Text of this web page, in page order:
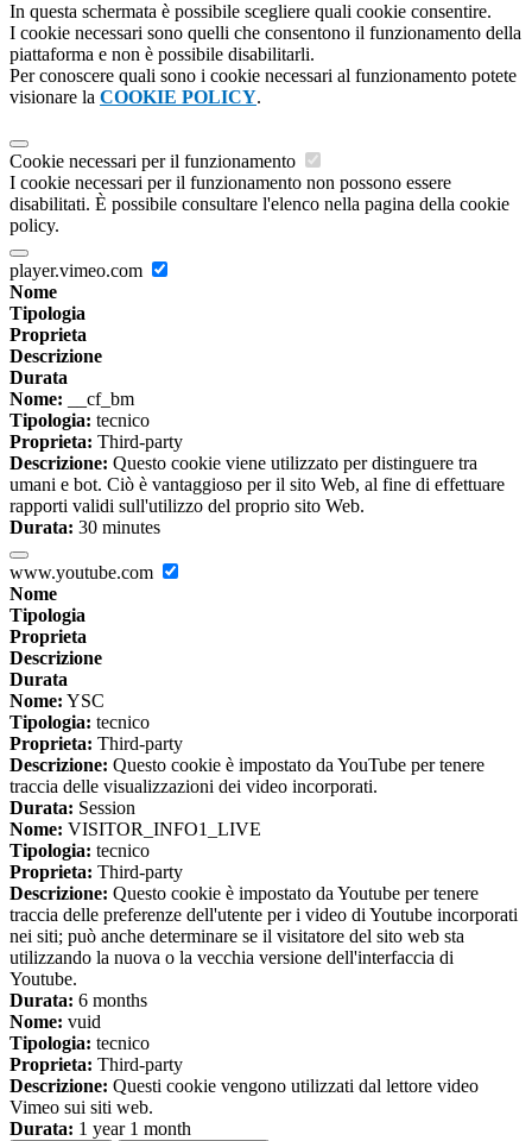
In questa schermata è possibile scegliere quali cookie consentire.
I cookie necessari sono quelli che consentono il funzionamento della
piattaforma e non è possibile disabilitarli.
Per conoscere quali sono i cookie necessari al funzionamento potete
visionare la COOKIE POLICY.
Cookie necessari per il funzionamento
I cookie necessari per il funzionamento non possono essere
disabilitati. È possibile consultare l'elenco nella pagina della cookie
policy.
player.vimeo.com
Nome
Tipologia
Proprieta
Descrizione
Durata
Nome: __cf_bm
Tipologia: tecnico
Proprieta: Third-party
Descrizione: Questo cookie viene utilizzato per distinguere tra
umani e bot. Ciò è vantaggioso per il sito Web, al fine di effettuare
rapporti validi sull'utilizzo del proprio sito Web.
Durata: 30 minutes
www.youtube.com
Nome
Tipologia
Proprieta
Descrizione
Durata
Nome: YSC
Tipologia: tecnico
Proprieta: Third-party
Descrizione: Questo cookie è impostato da YouTube per tenere
traccia delle visualizzazioni dei video incorporati.
Durata: Session
Nome: VISITOR_INFO1_LIVE
Tipologia: tecnico
Proprieta: Third-party
Descrizione: Questo cookie è impostato da Youtube per tenere
traccia delle preferenze dell'utente per i video di Youtube incorporati
nei siti; può anche determinare se il visitatore del sito web sta
utilizzando la nuova o la vecchia versione dell'interfaccia di
Youtube.
Durata: 6 months
Nome: vuid
Tipologia: tecnico
Proprieta: Third-party
Descrizione: Questi cookie vengono utilizzati dal lettore video
Vimeo sui siti web.
Durata: 1 year 1 month